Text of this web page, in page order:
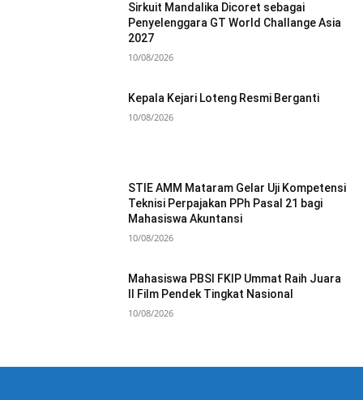
Sirkuit Mandalika Dicoret sebagai
Penyelenggara GT World Challange Asia
2027
10/08/2026
Kepala Kejari Loteng Resmi Berganti
10/08/2026
STIE AMM Mataram Gelar Uji Kompetensi
Teknisi Perpajakan PPh Pasal 21 bagi
Mahasiswa Akuntansi
10/08/2026
Mahasiswa PBSI FKIP Ummat Raih Juara
II Film Pendek Tingkat Nasional
10/08/2026